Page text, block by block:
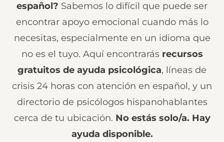
español? Sabemos lo difícil que puede ser
encontrar apoyo emocional cuando más lo
necesitas, especialmente en un idioma que
no es el tuyo. Aquí encontrarás recursos
gratuitos de ayuda psicológica, líneas de
crisis 24 horas con atención en español, y un
directorio de psicólogos hispanohablantes
cerca de tu ubicación. No estás solo/a. Hay
ayuda disponible.